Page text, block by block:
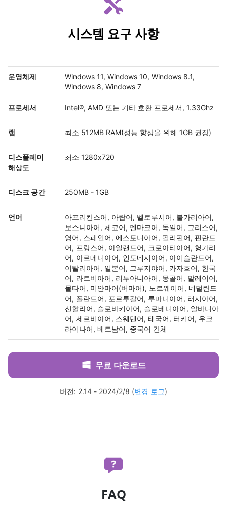
시스템 요구 사항
운영체제
Windows 11, Windows 10, Windows 8.1,
Windows 8, Windows 7
프로세서 Intel®, AMD 또는 기타 호환 프로세서, 1.33Ghz
램 최소 512MB RAM(성능 향상을 위해 1GB 권장)
디스플레이
해상도
최소 1280x720
디스크 공간 250MB - 1GB
언어
아프리칸스어, 아랍어, 벨로루시어, 불가리아어,
보스니아어, 체코어, 덴마크어, 독일어, 그리스어,
영어, 스페인어, 에스토니아어, 필리핀어, 핀란드
어, 프랑스어, 아일랜드어, 크로아티아어, 헝가리
어, 아르메니아어, 인도네시아어, 아이슬란드어,
이탈리아어, 일본어, 그루지야어, 카자흐어, 한국
어, 라트비아어, 리투아니아어, 몽골어, 말레이어,
몰타어, 미얀마어(버마어), 노르웨이어, 네덜란드
어, 폴란드어, 포르투갈어, 루마니아어, 러시아어,
신할라어, 슬로바키아어, 슬로베니아어, 알바니아
어, 세르비아어, 스웨덴어, 태국어, 터키어, 우크
라이나어, 베트남어, 중국어 간체
무료 다운로드
버전: 2.14 - 2024/2/8 (변경 로그)
FAQ